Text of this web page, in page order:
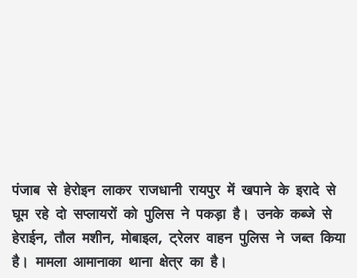
पंजाब से हेरोइन लाकर राजधानी रायपुर में खपाने के इरादे से
घूम रहे दो सप्लायरों को पुलिस ने पकड़ा है। उनके कब्जे से
हेराईन, तौल मशीन, मोबाइल, ट्रेलर वाहन पुलिस ने जब्त किया
है। मामला आमानाका थाना क्षेत्र का है।